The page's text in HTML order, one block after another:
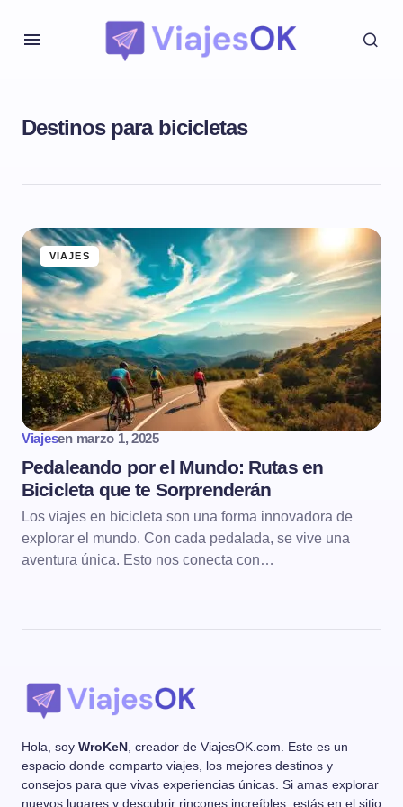
Destinos para bicicletas
VIAJES
Viajesen marzo 1, 2025
Pedaleando por el Mundo: Rutas en
Bicicleta que te Sorprenderán
Los viajes en bicicleta son una forma innovadora de
explorar el mundo. Con cada pedalada, se vive una
aventura única. Esto nos conecta con…
Hola, soy WroKeN , creador de ViajesOK.com. Este es un
espacio donde comparto viajes, los mejores destinos y
consejos para que vivas experiencias únicas. Si amas explorar
nuevos lugares y descubrir rincones increíbles, estás en el sitio